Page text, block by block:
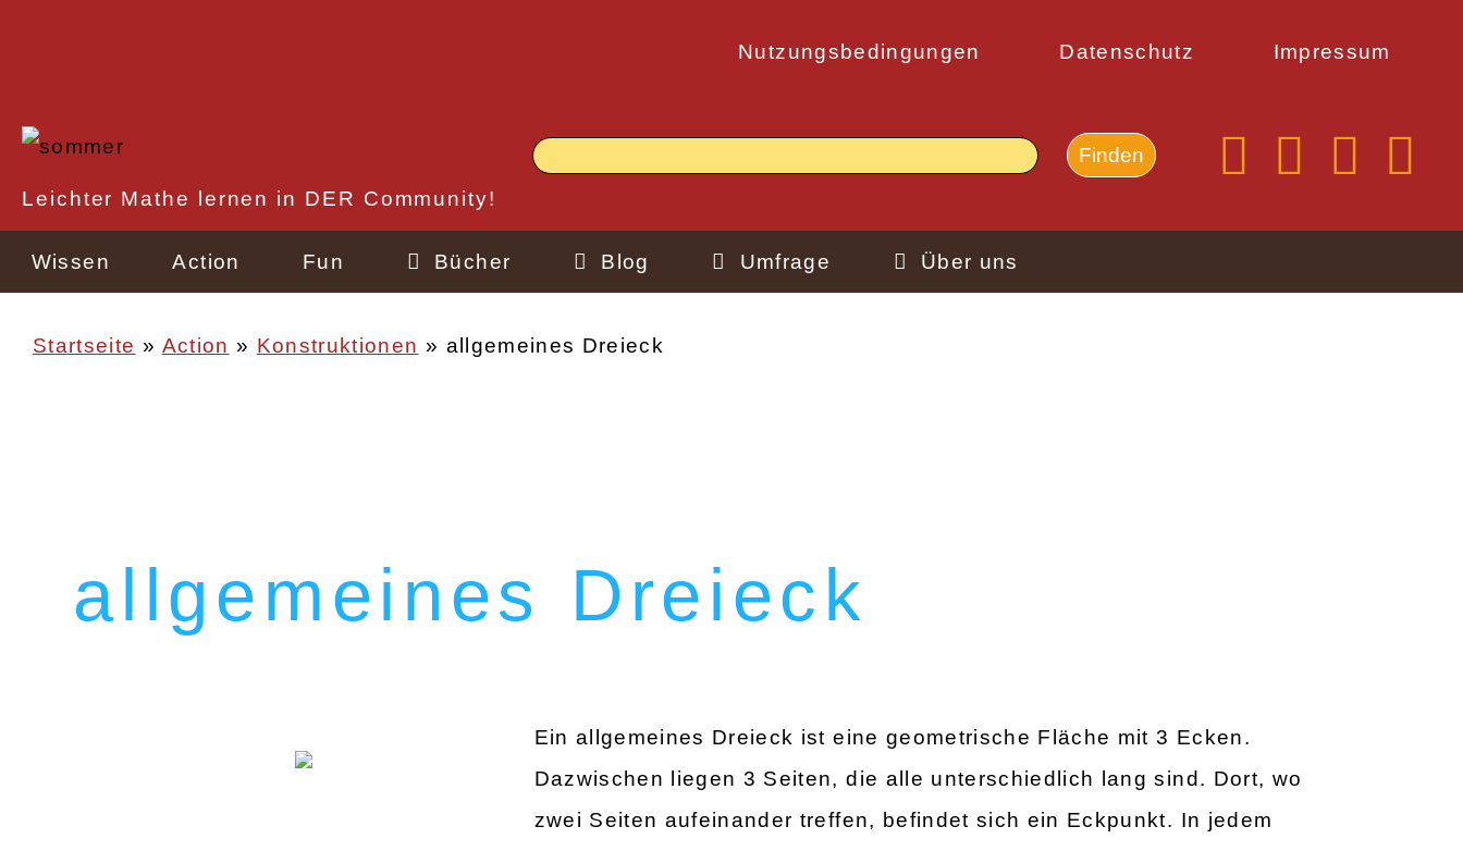
Rechtlicher
Schnellzugriff
Nutzungsbedingungen Datenschutz Impressum
Leichter Mathe lernen in DER Community!
Wissen Action Fun Bücher Blog Umfrage Über uns
Startseite Action Konstruktionen allgemeines Dreieck
allgemeines Dreieck
Ein allgemeines Dreieck ist eine geometrische Fläche mit 3 Ecken.
Dazwischen liegen 3 Seiten, die alle unterschiedlich lang sind. Dort, wo
zwei Seiten aufeinander treffen, befindet sich ein Eckpunkt. In jedem